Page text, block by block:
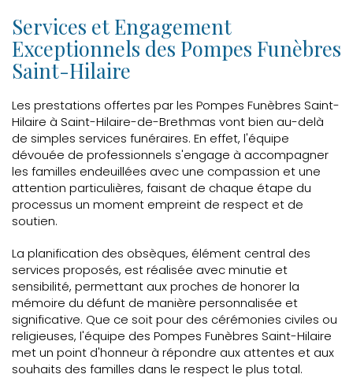
Services et Engagement
Exceptionnels des Pompes Funèbres
Saint-Hilaire
Les prestations offertes par les Pompes Funèbres Saint-
Hilaire à Saint-Hilaire-de-Brethmas vont bien au-delà
de simples services funéraires. En effet, l'équipe
dévouée de professionnels s'engage à accompagner
les familles endeuillées avec une compassion et une
attention particulières, faisant de chaque étape du
processus un moment empreint de respect et de
soutien.
La planification des obsèques, élément central des
services proposés, est réalisée avec minutie et
sensibilité, permettant aux proches de honorer la
mémoire du défunt de manière personnalisée et
significative. Que ce soit pour des cérémonies civiles ou
religieuses, l'équipe des Pompes Funèbres Saint-Hilaire
met un point d'honneur à répondre aux attentes et aux
souhaits des familles dans le respect le plus total.